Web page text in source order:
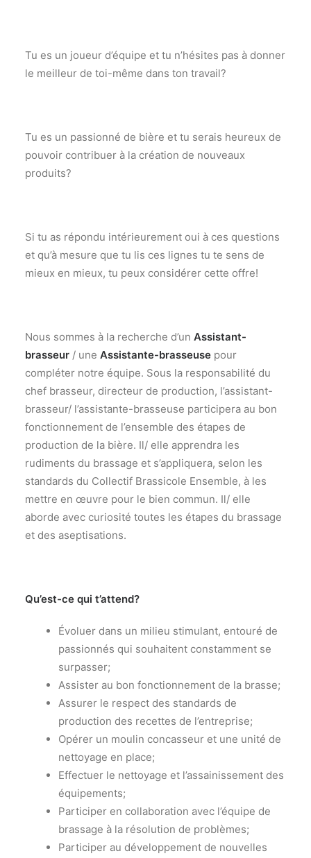
Tu es un joueur d’équipe et tu n’hésites pas à donner
le meilleur de toi-même dans ton travail?
Tu es un passionné de bière et tu serais heureux de
pouvoir contribuer à la création de nouveaux
produits?
Si tu as répondu intérieurement oui à ces questions
et qu’à mesure que tu lis ces lignes tu te sens de
mieux en mieux, tu peux considérer cette offre!
Nous sommes à la recherche d’un Assistant-
brasseur / une Assistante-brasseuse pour
compléter notre équipe. Sous la responsabilité du
chef brasseur, directeur de production, l’assistant-
brasseur/ l’assistante-brasseuse participera au bon
fonctionnement de l’ensemble des étapes de
production de la bière. Il/ elle apprendra les
rudiments du brassage et s’appliquera, selon les
standards du Collectif Brassicole Ensemble, à les
mettre en œuvre pour le bien commun. Il/ elle
aborde avec curiosité toutes les étapes du brassage
et des aseptisations.
Qu’est-ce qui t’attend?
Évoluer dans un milieu stimulant, entouré de
passionnés qui souhaitent constamment se
surpasser;
Assister au bon fonctionnement de la brasse;
Assurer le respect des standards de
production des recettes de l’entreprise;
Opérer un moulin concasseur et une unité de
nettoyage en place;
Effectuer le nettoyage et l’assainissement des
équipements;
Participer en collaboration avec l’équipe de
brassage à la résolution de problèmes;
Participer au développement de nouvelles